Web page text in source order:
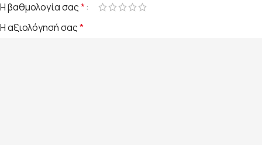
Η βαθμολογία σας*
Η αξιολόγησή σας*